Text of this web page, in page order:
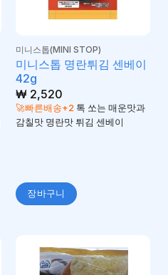
미니스톱(MINI STOP)
미니스톱 명란튀김 센베이
42g
₩2,520
🚀빠른배송+2 톡 쏘는 매운맛과
감칠맛 명란맛 튀김 센베이
장바구니